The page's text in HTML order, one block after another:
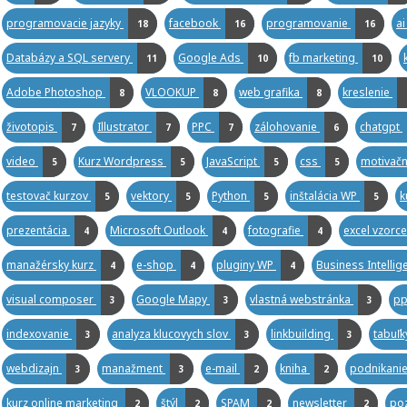
programovacie jazyky 18 facebook 16 programovanie 16 ai
Databázy a SQL servery 11 Google Ads 10 fb marketing 10
Adobe Photoshop 8 VLOOKUP 8 web grafika 8 kreslenie
životopis 7 Illustrator 7 PPC 7 zálohovanie 6 chatgpt
video 5 Kurz Wordpress 5 JavaScript 5 css 5
testovač kurzov 5 vektory 5 Python 5 inštalácia WP 5
prezentácia 4 Microsoft Outlook 4 fotografie 4 excel
manažérsky kurz 4 e-shop 4 pluginy WP 4 Business
visual composer 3 Google Mapy 3 vlastná webstránka 3
indexovanie 3 analyza klucovych slov 3 linkbuilding 3
webdizajn 3 manažment 3 e-mail 2 kniha 2
kurz online marketing 2 štýl 2 SPAM 2 newsletter 2